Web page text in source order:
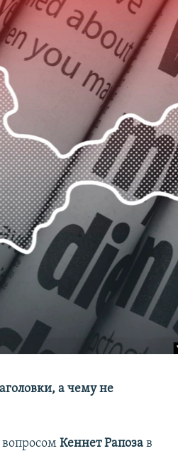
а чему не
вопросомКеннет Рапоза в